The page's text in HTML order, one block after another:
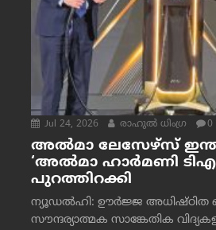
Jul 24, 2026 രാഹുല്‍ ധിംഗ്ര 0
അൽമാ ലേസേഴ്സ്
‘അൽമാ ഹാർമണി
പുറത്തിറക്കി
ന്യൂഡൽഹി: ഊർജ്ജ അധിഷ്ഠിത
സൗന്ദര്യാത്മക സാങ്കേതിക